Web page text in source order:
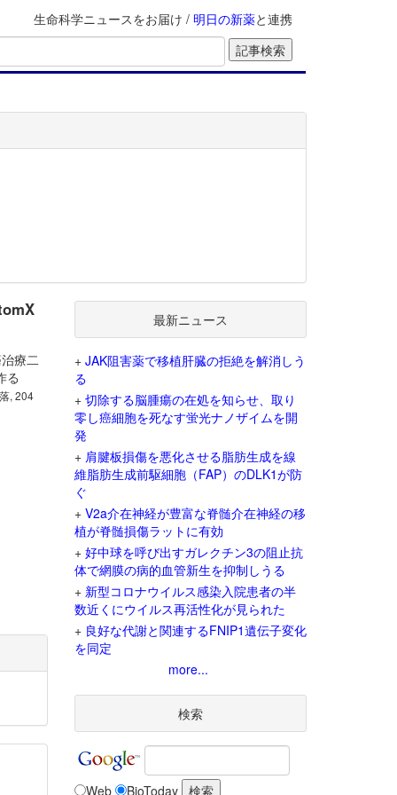
生命科学ニュースをお届け / 明日の新薬と連携
療二
る
, 204
最新ニュース
+ JAK阻害薬で移植肝臓の拒絶を解消しう
る
+ 切除する脳腫瘍の在処を知らせ、取り
零し癌細胞を死なす蛍光ナノザイムを開
発
+ 肩腱板損傷を悪化させる脂肪生成を線
維脂肪生成前駆細胞（FAP）のDLK1が防
ぐ
+ V2a介在神経が豊富な脊髄介在神経の移
植が脊髄損傷ラットに有効
+ 好中球を呼び出すガレクチン3の阻止抗
体で網膜の病的血管新生を抑制しうる
+ 新型コロナウイルス感染入院患者の半
数近くにウイルス再活性化が見られた
+ 良好な代謝と関連するFNIP1遺伝子変化
を同定
more...
検索
Web BioToday